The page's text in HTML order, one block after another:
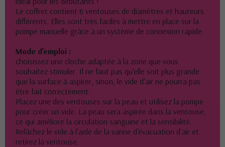
Le coffret contient 6 ventouses de diamètres et hauteurs
différents. Elles sont très faciles à mettre en place sur la
pompe manuelle grâce à un système de connexion rapide.
Mode d'emploi :
choisissez une cloche adaptée à la zone que vous
souhaitez stimuler. Il ne faut pas qu'elle soit plus grande
que la surface à aspirer, sinon, le vide d'air ne pourra pas
être fait correctement.
Placez une des ventouses sur la peau et utilisez la pompe
pour créer un vide. La peau sera aspirée dans la ventouse,
ce qui améliore la circulation sanguine et la sensibilité.
Relâchez le vide à l'aide de la vanne d'évacuation d'air et
retirez la ventouse.